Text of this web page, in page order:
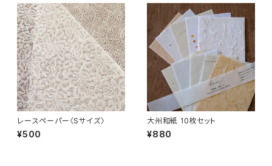
レースペーパー〈Sサイズ〉
¥500
大州和紙 10枚セット
¥880